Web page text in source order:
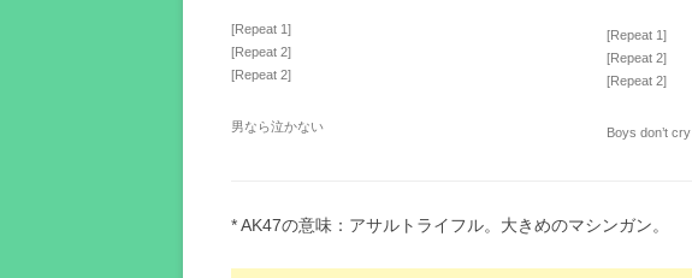
[Repeat 1]
[Repeat 2]
[Repeat 2]
男なら泣かない
[Repeat 1]
[Repeat 2]
[Repeat 2]
Boys don’t cry
* AK47の意味：アサルトライフル。大きめのマシンガン。